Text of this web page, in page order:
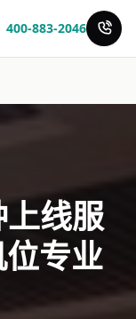
400-883-2046
线服
专业